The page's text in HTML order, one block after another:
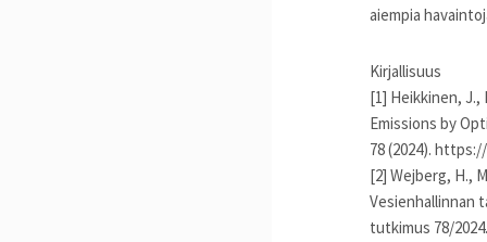
aiempia
Kirjallisuus
[1] Heikkinen, J.,
Emissions by
78 (2024).
[2] Wejberg, H.,
Vesienhallinnan
tutkimus 78/